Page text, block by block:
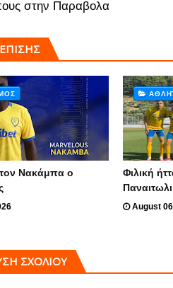
στην Παραβολα
Νακάμπα ο
Φιλική
August
ΣΧΟΛΊΟΥ